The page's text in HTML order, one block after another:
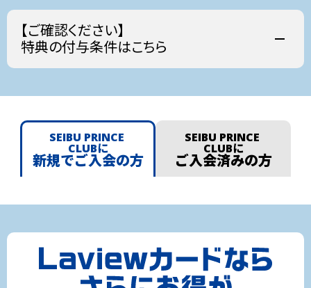
定受取郵便にてカードを発送いたします。本人限定受取郵
便でのお受け取りには、写真付き公的証明書1点が必要で
す。写真付き公的証明書をお持ちでない場合、カードをお
受け取りいただけない場合がございます。
SEIBU PRINCE CLUBカード セゾンをすでにお持ちの場
だくことはできません。お手持ちのカードと別ブランドで
お申し込みが集中した場合、SEIBU PRINCE CLUBカード
セゾン(Laviewデザイン)のお申し込み受付を一時中断させ
ていただく場合がございます。
個人情報の取り扱い
は、西武鉄道の「個人情報保護方針」に従って適切に取り扱
い、本キャンペーンの運営、抽選、当選者への連絡、賞品発
送、SEIBU Smile POINTの進呈、お問い合わせ対応、その他
本キャンペーンの実施に必要な範囲で利用いたします。
円（税込）
Smoozご利用金額
オートチャージ
SEIBU PRINCE CLUBカード セゾン(Laviewデザイン)
合計 0ポイント
【ご確認ください】
特典の付与条件はこちら
ポイントが3倍
西武鉄道の定期券をLaviewカードまたは
SEIBU PRINCE CLUBカード セゾンゴール
POINTを通常の3倍の110円で3ポイント進
購入方法
SEIBU PRINCE
CLUBに
新規でご入会の方
SEIBU PRINCE
CLUBに
ご入会済みの方